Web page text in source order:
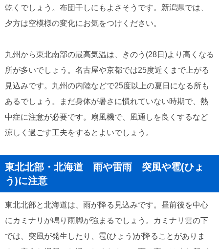
乾くでしょう。布団干しにもよさそうです。新潟県では、
夕方は空模様の変化にお気をつけください。
九州から東北南部の最高気温は、きのう(28日)より高くなる
所が多いでしょう。名古屋や京都では25度近くまで上がる
見込みです。九州の内陸などで25度以上の夏日になる所も
あるでしょう。まだ身体が暑さに慣れていない時期で、熱
中症に注意が必要です。扇風機で、風通しを良くするなど
涼しく過ごす工夫をするとよいでしょう。
東北北部・北海道 雨や雷雨 突風や雹(ひょ
う)に注意
東北北部と北海道は、雨が降る見込みです。昼前後を中心
にカミナリが鳴り雨脚が強まるでしょう。カミナリ雲の下
では、突風が発生したり、雹(ひょう)が降ることがありま